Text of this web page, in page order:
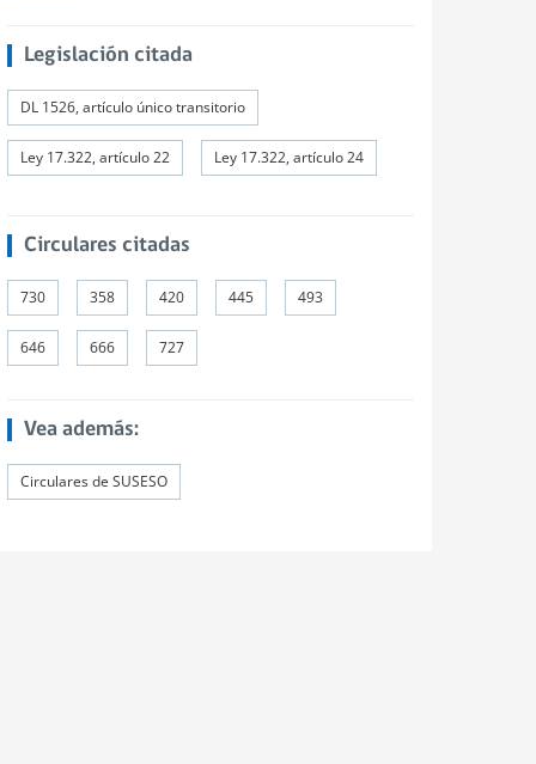
Legislación citada
DL 1526, artículo único transitorio
Ley 17.322, artículo 22 Ley 17.322, artículo 24
Circulares citadas
730 358 420 445 493
646 666 727
Vea además:
Circulares de SUSESO